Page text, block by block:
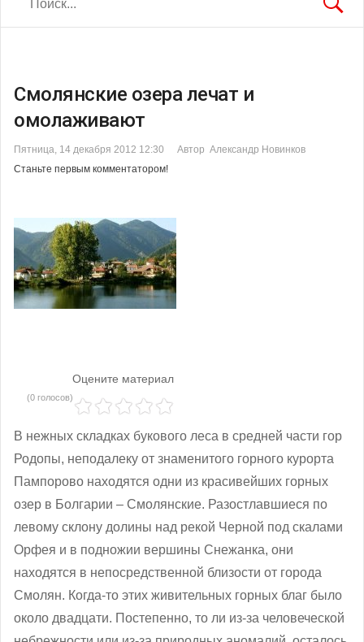
Смолянские озера лечат и
омолаживают
Пятница, 14 декабря 2012 12:30
Автор Александр Новинков
Станьте первым комментатором!
Оцените материал
(0 голосов)
В нежных складках букового леса в средней части гор
Родопы, неподалеку от знаменитого горного курорта
Пампорово находятся одни из красивейших горных
озер в Болгарии – Смолянские. Разостлавшиеся по
левому склону долины над рекой Черной под скалами
Орфея и в подножии вершины Снежанка, они
находятся в непосредственной близости от города
Смолян. Когда-то этих живительных горных благ было
около двадцати. Постепенно, то ли из-за человеческой